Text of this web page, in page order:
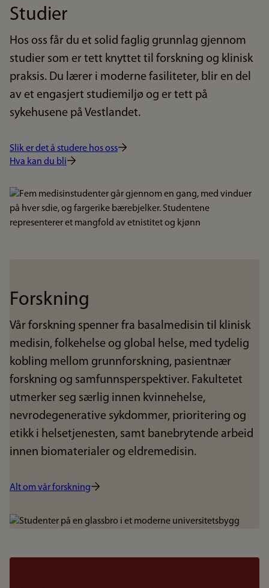
Studier
Hos oss får du et solid faglig grunnlag gjennom
studier som er tett knyttet til forskning og klinisk
praksis. Du lærer i moderne fasiliteter, blir en del
av et engasjert studiemiljø og er tett på
sykehusene på Vestlandet.
Slik er det å studere hos oss
Hva kan du bli
Bilde
Forskning
Vår forskning spenner fra basalmedisin til klinisk
medisin, folkehelse og global helse, med tydelig
kobling mellom grunnforskning, pasientnær
forskning og samfunnsperspektiver. Fakultetet
utmerker seg særlig innen kvinnehelse,
nevrodegenerative sykdommer, prioritering og
etikk i helsetjenesten, samt banebrytende arbeid
innen biomaterialer og eldremedisin.
Alt om vår forskning
Bilde